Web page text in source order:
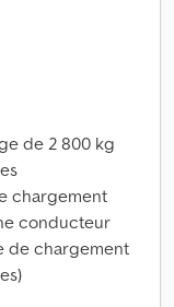
de 2 800 kg
chargement
conducteur
de chargement